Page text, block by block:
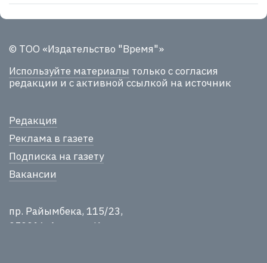
© ТОО «Издательство "Время"»
Используйте материалы только с согласия
редакции и с активной ссылкой на источник
Редакция
Реклама в газете
Подписка на газету
Вакансии
пр. Райымбека, 115/23,
050016, Алматы, Казахстан